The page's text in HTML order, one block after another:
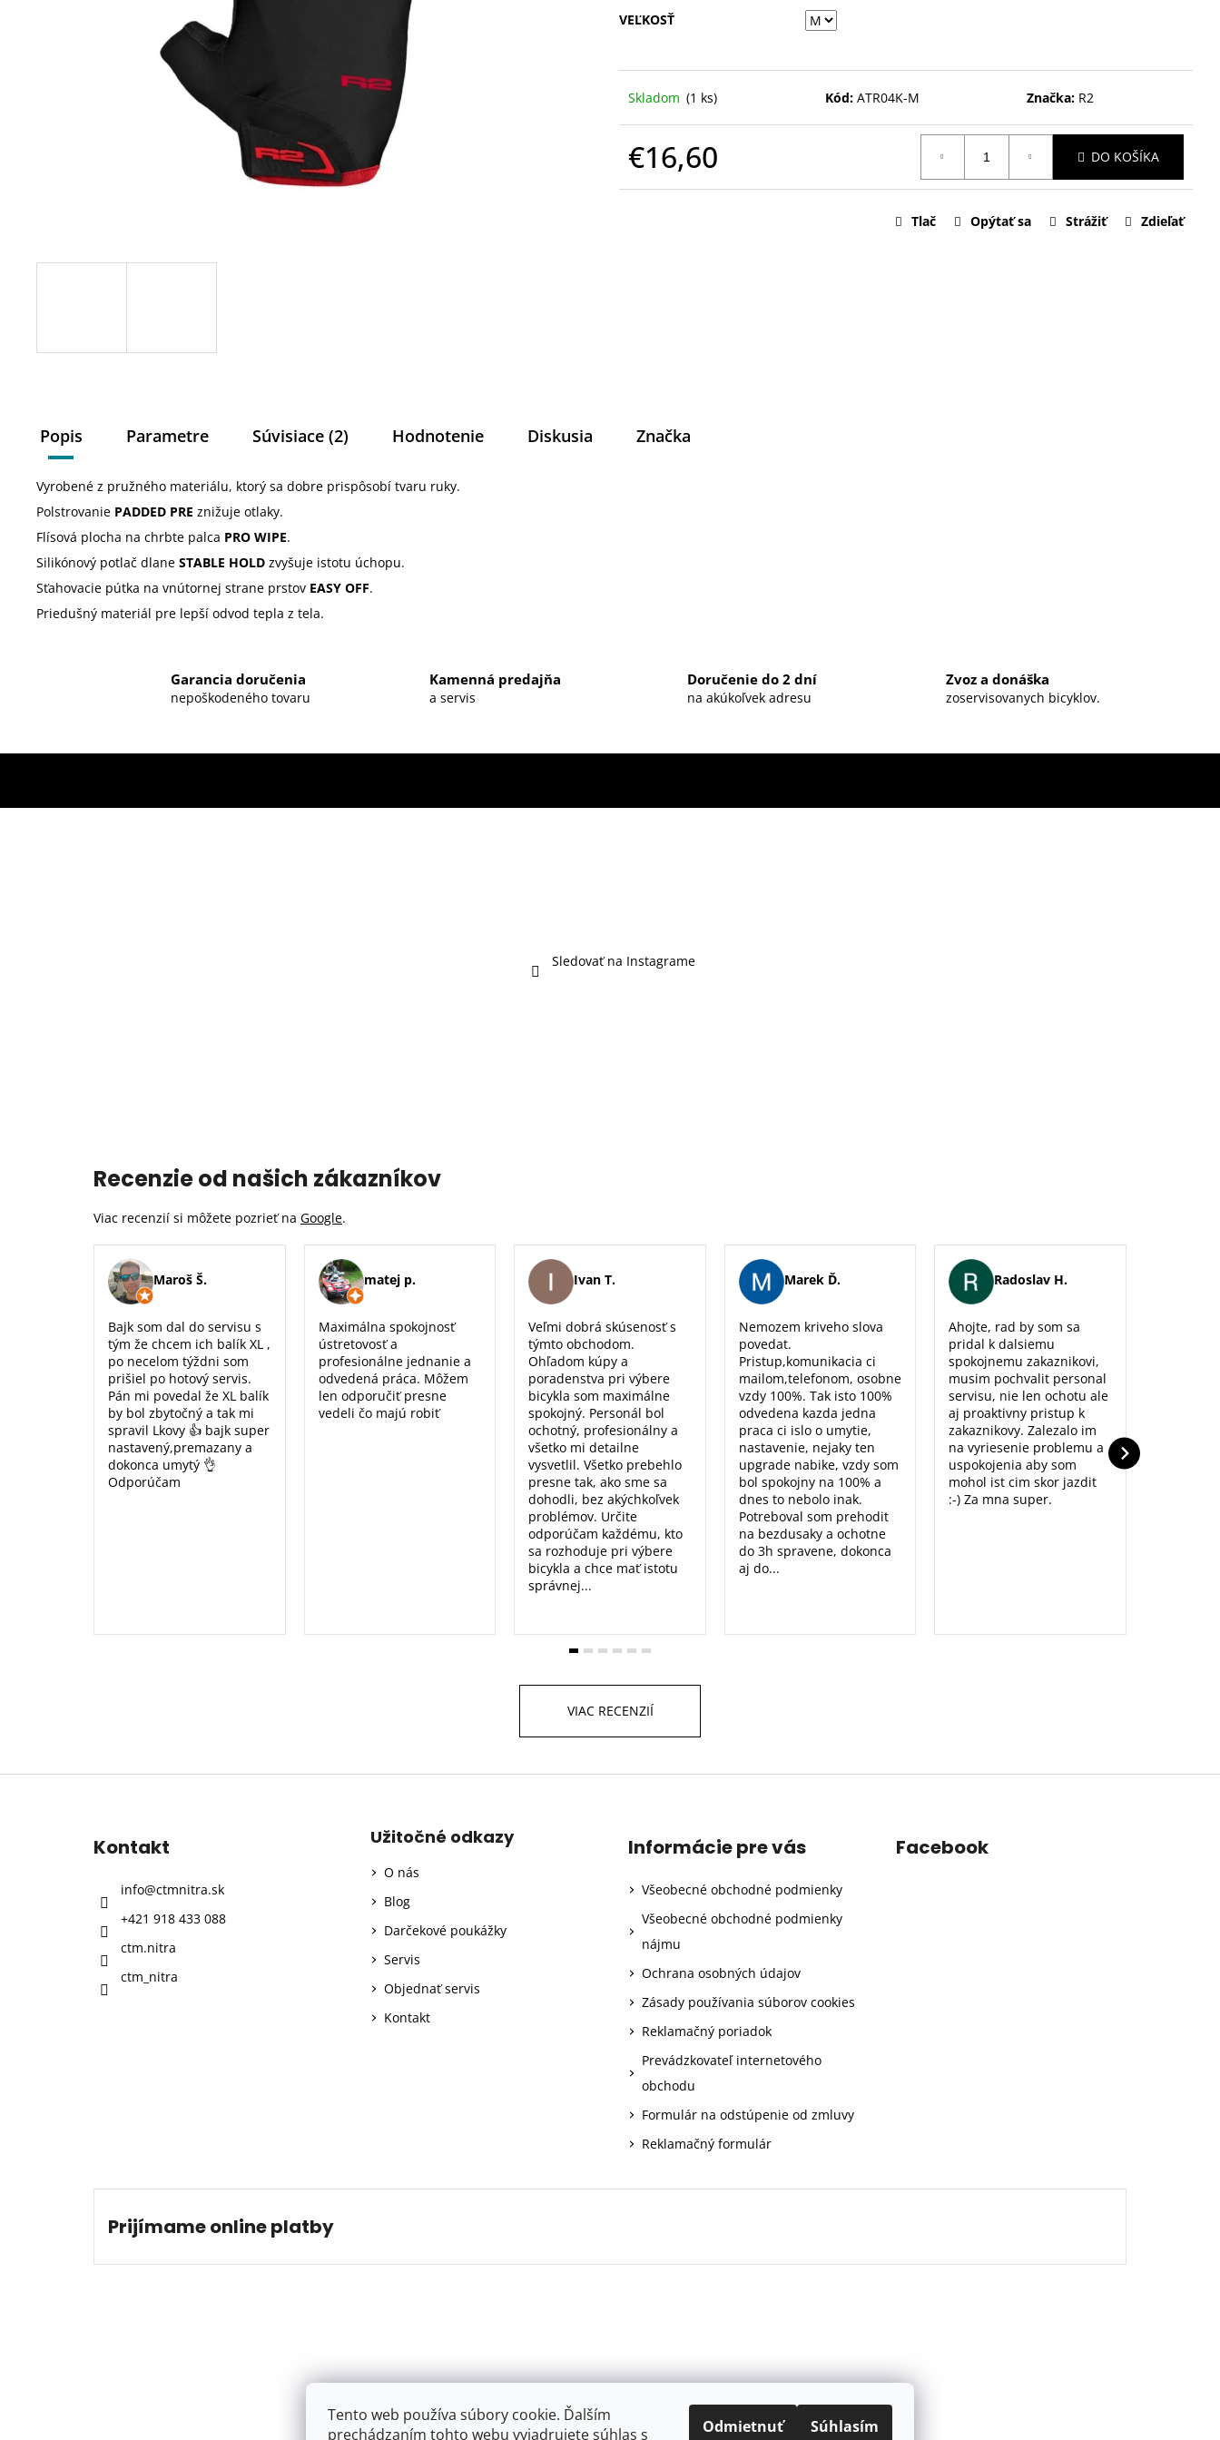
Tento web používa súbory cookie. Ďalším
prechádzaním tohto webu vyjadrujete súhlas s
Odmietnuť Súhlasím
VEĽKOSŤ
Skladom (1 ks) Kód: ATR04K-M Značka: R2
€16,60 DO KOŠÍKA
Tlač Opýtať sa Strážiť Zdieľať
Popis Parametre Súvisiace (2) Hodnotenie Diskusia Značka
Vyrobené z pružného materiálu, ktorý sa dobre prispôsobí tvaru ruky.
Polstrovanie PADDED PRE znižuje otlaky.
Flísová plocha na chrbte palca PRO WIPE.
Silikónový potlač dlane STABLE HOLD zvyšuje istotu úchopu.
Sťahovacie pútka na vnútornej strane prstov EASY OFF.
Priedušný materiál pre lepší odvod tepla z tela.
Garancia doručenia
nepoškodeného tovaru
Kamenná predajňa
a servis
Doručenie do 2 dní
na akúkoľvek adresu
Zvoz a donáška
zoservisovanych bicyklov.
Sledovať na Instagrame
Recenzie od našich zákazníkov
Viac recenzií si môžete pozrieť na Google.
Maroš Š.
Bajk som dal do servisu s
tým že chcem ich balík XL ,
po necelom týždni som
prišiel po hotový servis.
Pán mi povedal že XL balík
by bol zbytočný a tak mi
spravil Lkovy 👍 bajk super
nastavený,premazany a
dokonca umytý 👌
Odporúčam
matej p.
Maximálna spokojnosť
ústretovosť a
profesionálne jednanie a
odvedená práca. Môžem
len odporučiť presne
vedeli čo majú robiť
Ivan T.
Veľmi dobrá skúsenosť s
týmto obchodom.
Ohľadom kúpy a
poradenstva pri výbere
bicykla som maximálne
spokojný. Personál bol
ochotný, profesionálny a
všetko mi detailne
vysvetlil. Všetko prebehlo
presne tak, ako sme sa
dohodli, bez akýchkoľvek
problémov. Určite
odporúčam každému, kto
sa rozhoduje pri výbere
bicykla a chce mať istotu
správnej...
Marek Ď.
Nemozem kriveho slova
povedat.
Pristup,komunikacia ci
mailom,telefonom, osobne
vzdy 100%. Tak isto 100%
odvedena kazda jedna
praca ci islo o umytie,
nastavenie, nejaky ten
upgrade nabike, vzdy som
bol spokojny na 100% a
dnes to nebolo inak.
Potreboval som prehodit
na bezdusaky a ochotne
do 3h spravene, dokonca
aj do...
Radoslav H.
Ahojte, rad by som sa
pridal k dalsiemu
spokojnemu zakaznikovi,
musim pochvalit personal
servisu, nie len ochotu ale
aj proaktivny pristup k
zakaznikovy. Zalezalo im
na vyriesenie problemu a
uspokojenia aby som
mohol ist cim skor jazdit
:-) Za mna super.
VIAC RECENZIÍ
Z
Kontakt
info@ctmnitra.sk
+421 918 433 088
ctm.nitra
ctm_nitra
Užitočné odkazy
O nás
Blog
Darčekové poukážky
Servis
Objednať servis
Kontakt
Informácie pre vás
Všeobecné obchodné podmienky
Všeobecné obchodné podmienky
nájmu
Ochrana osobných údajov
Zásady používania súborov cookies
Reklamačný poriadok
Prevádzkovateľ internetového
obchodu
Formulár na odstúpenie od zmluvy
Reklamačný formulár
Facebook
Prijímame online platby